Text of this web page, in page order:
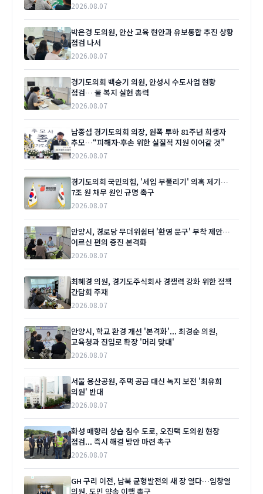
2026.08.07
박은경 도의원, 안산 교육 현안과 유보통합 추진 상황
점검 나서
2026.08.07
경기도의회 백승기 의원, 안성시 수도사업 현황
점검… 물 복지 실현 총력
2026.08.07
남종섭 경기도의회 의장, 원폭 투하 81주년 희생자
추모…“피해자·후손 위한 실질적 지원 이어갈 것”
2026.08.07
경기도의회 국민의힘, '세입 부풀리기' 의혹 제기…
7조 원 채무 원인 규명 촉구
2026.08.07
안양시, 경로당 무더위쉼터 '환영 문구' 부착 제안…
어르신 편의 증진 본격화
2026.08.07
최혜경 의원, 경기도주식회사 경쟁력 강화 위한 정책
간담회 주재
2026.08.07
안양시, 학교 환경 개선 '본격화'... 최경순 의원,
교육청과 진입로 확장 '머리 맞대'
2026.08.07
서울 용산공원, 주택 공급 대신 녹지 보전 '최유희
의원' 반대
2026.08.07
화성 매향리 상습 침수 도로, 오진택 도의원 현장
점검... 즉시 해결 방안 마련 촉구
2026.08.07
GH 구리 이전, 남북 균형발전의 새 장 열다…임창열
의원, 도민 약속 이행 촉구